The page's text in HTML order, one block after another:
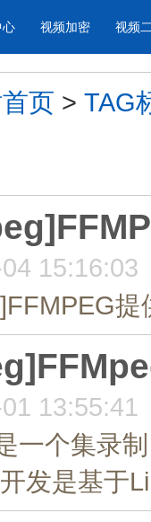
心
帮助企业视频
视频加密 视频
工作汇报
年会节目
页 > TAG
15:16:03
13:55:41
一个集录
发是基于